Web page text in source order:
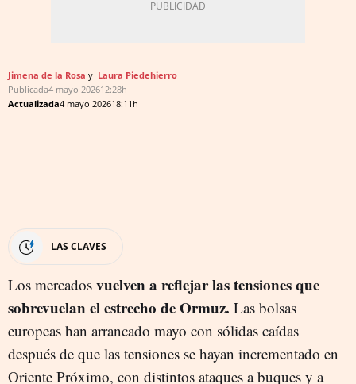
Jimena de la Rosa
Laura Piedehierro
Publicada4 mayo 202612:28h
Actualizada4 mayo 202618:11h
LAS CLAVES
Los mercados vuelven a reflejar las tensiones que
sobrevuelan el estrecho de Ormuz. Las bolsas
europeas han arrancado mayo con sólidas caídas
después de que las tensiones se hayan incrementado en
Oriente Próximo, con distintos ataques a buques y a